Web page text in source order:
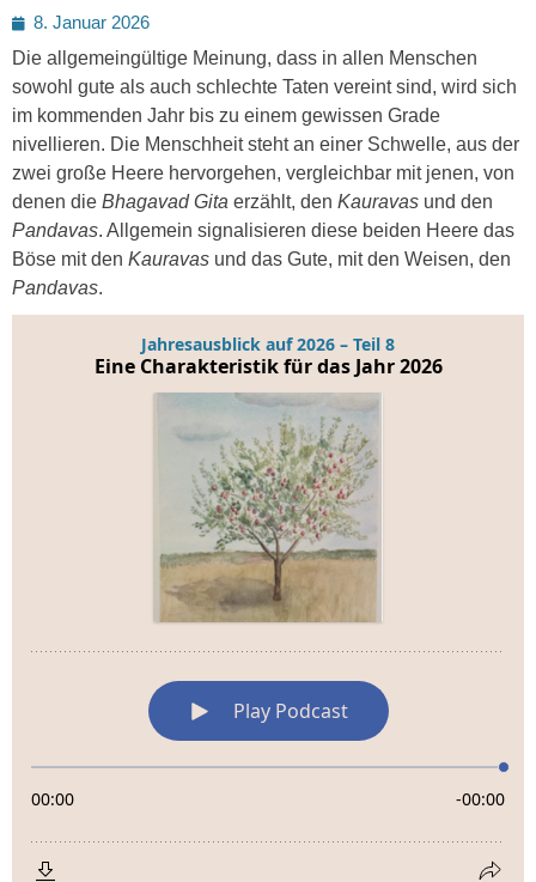
Posted
on
8. Januar 2026
Die allgemeingültige Meinung, dass in allen Menschen
sowohl gute als auch schlechte Taten vereint sind, wird sich
im kommenden Jahr bis zu einem gewissen Grade
nivellieren. Die Menschheit steht an einer Schwelle, aus der
zwei große Heere hervorgehen, vergleichbar mit jenen, von
denen die Bhagavad Gita erzählt, den Kauravas und den
Pandavas. Allgemein signalisieren diese beiden Heere das
Böse mit den Kauravas und das Gute, mit den Weisen, den
Pandavas.